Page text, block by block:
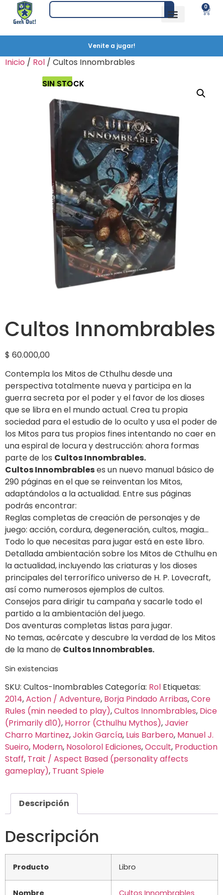
0
Venite a jugar!
Inicio / Rol / Cultos Innombrables
SIN STOCK
Cultos Innombrables
$ 60.000,00
Contempla los Mitos de Cthulhu desde una
perspectiva totalmente nueva y participa en la
guerra secreta por el poder y el favor de los dioses
que se libra en el mundo actual. Crea tu propia
sociedad para el estudio de lo oculto y usa el poder de
los Mitos para tus propios fines intentando no caer en
una espiral de locura y destrucción: ahora formas
parte de los Cultos Innombrables.
Cultos Innombrableses un nuevo manual básico de
290 páginas en el que se reinventan los Mitos,
adaptándolos a la actualidad. Entre sus páginas
podrás encontrar:
Reglas completas de creación de personajes y de
juego: acción, cordura, degeneración, cultos, magia…
Todo lo que necesitas para jugar está en este libro.
Detallada ambientación sobre los Mitos de Cthulhu en
la actualidad, incluyendo las criaturas y los dioses
principales del terrorífico universo de H. P. Lovecraft,
así como numerosos ejemplos de cultos.
Consejos para dirigir tu campaña y sacarle todo el
partido a la ambientación del juego.
Dos aventuras completas listas para jugar.
No temas, acércate y descubre la verdad de los Mitos
de la mano de Cultos Innombrables.
Sin existencias
SKU: Cultos-Inombrables Categoría: Rol Etiquetas:
2014,Action / Adventure, Borja Pindado Arribas,Core
Rules (min needed to play),Cultos Innombrables, Dice
(Primarily d10), Horror (Cthulhu Mythos),Javier
Charro Martinez,Jokin García, Luis Barbero, Manuel J.
Sueiro, Modern, Nosolorol Ediciones,Occult, Production
Staff, Trait / Aspect Based (personality affects
gameplay), Truant Spiele
Descripción
Descripción
Producto Libro
Nombre Cultos Innombrables